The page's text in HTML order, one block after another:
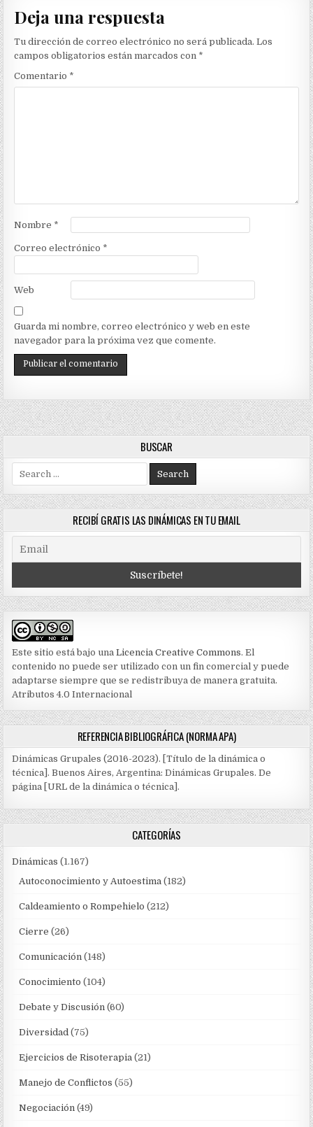
Deja una respuesta
Tu dirección de correo electrónico no será publicada. Los
campos obligatorios están marcados con *
Comentario *
Nombre *
Correo electrónico *
Web
Guarda mi nombre, correo electrónico y web en este
navegador para la próxima vez que comente.
BUSCAR
for:
RECIBÍ GRATIS LAS DINÁMICAS EN TU EMAIL
Este sitio está bajo unaLicencia Creative Commons. El
contenido no puede ser utilizado con un fin comercial y puede
adaptarse siempre que se redistribuya de manera gratuita.
Atributos 4.0 Internacional
REFERENCIA BIBLIOGRÁFICA (NORMA APA)
Dinámicas Grupales (2016-2023). [Título de la dinámica o
técnica]. Buenos Aires, Argentina: Dinámicas Grupales. De
página [URL de la dinámica o técnica].
CATEGORÍAS
Dinámicas (1.167)
Autoconocimiento y Autoestima (182)
Caldeamiento o Rompehielo (212)
Cierre (26)
Comunicación (148)
Conocimiento (104)
Debate y Discusión (60)
Diversidad (75)
Ejercicios de Risoterapia (21)
Manejo de Conflictos (55)
Negociación (49)